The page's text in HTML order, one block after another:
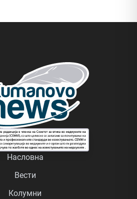
Насловна
Вести
Колумни